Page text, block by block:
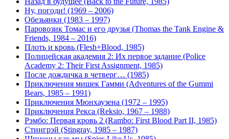
Ну, погоди! (1969 – 2006)
Обезьянки (1983 – 1997)
Паровозик Томас и его друзья (Thomas the Tank Engine &
Friends, 1984 – 2016)
Плоть и кровь (Flesh+Blood, 1985)
Полицейская академия 2: Их первое задание (Police
Academy 2: Their First Assignment, 1985)
После дождичка в четверг… (1985)
Приключения мишек Гамми (Adventures of the Gummi
Bears, 1985 – 1991)
Приключения Мюнхаузена (1972 – 1995)
Приключения Рекса (Reksio, 1967 – 1988)
Рэмбо: Первая кровь 2 (Rambo: First Blood Part II, 1985)
Стингрэй (Stingray, 1985 – 1987)